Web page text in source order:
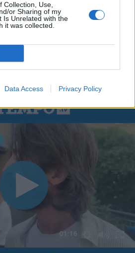
Collection, Use,
or Sharing of my
Is Unrelated with the
it was collected.
Data Access Privacy Policy
01:16